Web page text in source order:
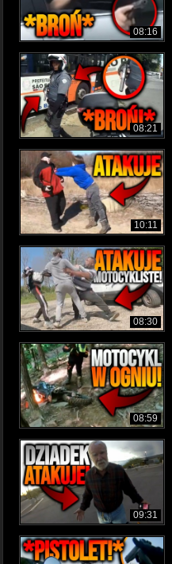
08:16
08:21
10:11
08:30
08:59
09:31